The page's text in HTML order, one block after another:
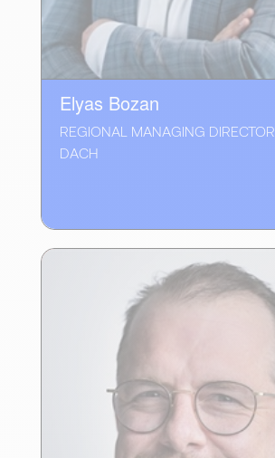
Elyas Bozan
REGIONAL MANAGING DIRECTOR
DACH